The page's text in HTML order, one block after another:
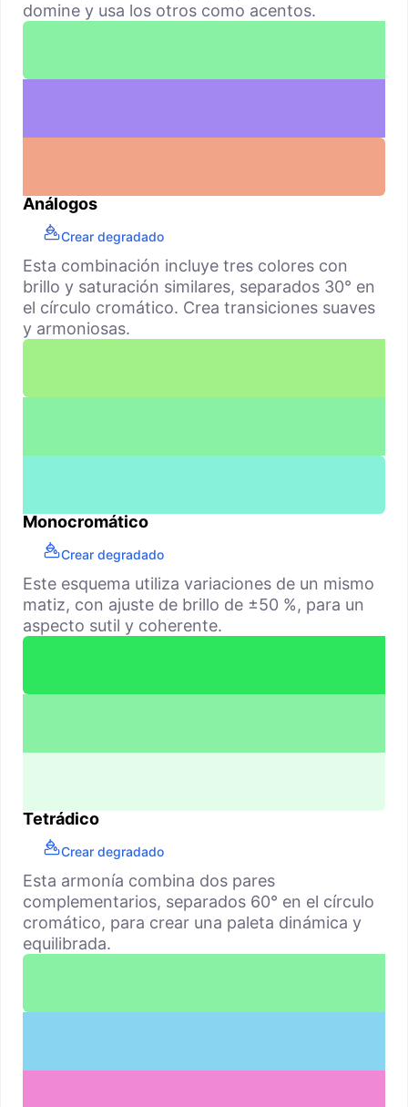
domine y usa los otros como acentos.
Análogos
Crear degradado
Esta combinación incluye tres colores con
brillo y saturación similares, separados 30° en
el círculo cromático. Crea transiciones suaves
y armoniosas.
Monocromático
Crear degradado
Este esquema utiliza variaciones de un mismo
matiz, con ajuste de brillo de ±50 %, para un
aspecto sutil y coherente.
Tetrádico
Crear degradado
Esta armonía combina dos pares
complementarios, separados 60° en el círculo
cromático, para crear una paleta dinámica y
equilibrada.